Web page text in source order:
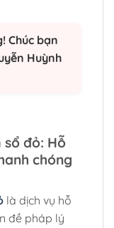
Chúc bạn
Huỳnh
đỏ: Hỗ
chóng
là dịch vụ hỗ
đề pháp lý